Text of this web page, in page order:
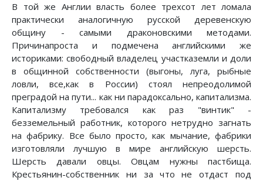
В той же Англии власть более трехсот лет ломала
практически аналогичную русской деревенскую
общину - самыми драконовскими методами.
Причинапроста и подмечена английскими же
историками: свободный владелец участказемли и доли
в общинной собственности (выгоны, луга, рыбные
ловли, все,как в России) стоял непреодолимой
преградой на пути... как ни парадоксально, капитализма.
Капитализму требовался как раз "винтик" -
безземельный работник, которого нетрудно загнать
на фабрику. Все было просто, как мычание, фабрики
изготовляли лучшую в мире английскую шерсть.
Шерсть давали овцы. Овцам нужны пастбища.
Крестьянин-собственник ни за что не отдаст под